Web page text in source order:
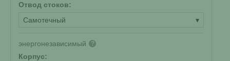
Отвод стоков:
Самотечный
▾
энергонезависимый ?
Корпус: